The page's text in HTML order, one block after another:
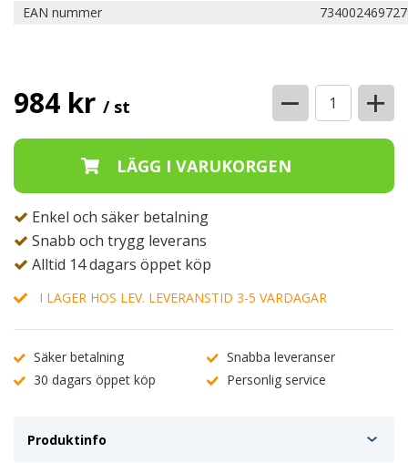
EAN nummer
984 kr / st − +
Enkel och säker betalning
Snabb och trygg leverans
Alltid 14 dagars öppet köp
I LAGER HOS LEV. LEVERANSTID 3-5 VARDAGAR
Säker betalning
Snabba leveranser
30 dagars öppet köp
Personlig service
Produktinfo